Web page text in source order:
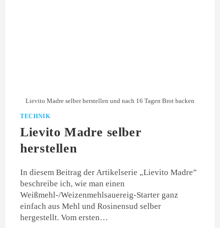
Lievito Madre selber herstellen und nach 16 Tagen Brot backen
TECHNIK
Lievito Madre selber
herstellen
In diesem Beitrag der Artikelserie „Lievito Madre”
beschreibe ich, wie man einen
Weißmehl-/Weizenmehlsauereig-Starter ganz
einfach aus Mehl und Rosinensud selber
hergestellt. Vom ersten…